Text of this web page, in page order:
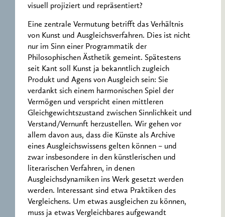
visuell projiziert und repräsentiert?
Eine zentrale Vermutung betrifft das Verhältnis
von Kunst und Ausgleichsverfahren. Dies ist nicht
nur im Sinn einer Programmatik der
Philosophischen Ästhetik gemeint. Spätestens
seit Kant soll Kunst ja bekanntlich zugleich
Produkt und Agens von Ausgleich sein: Sie
verdankt sich einem harmonischen Spiel der
Vermögen und verspricht einen mittleren
Gleichgewichtszustand zwischen Sinnlichkeit und
Verstand/Vernunft herzustellen. Wir gehen vor
allem davon aus, dass die Künste als Archive
eines Ausgleichswissens gelten können – und
zwar insbesondere in den künstlerischen und
literarischen Verfahren, in denen
Ausgleichsdynamiken ins Werk gesetzt werden
werden. Interessant sind etwa Praktiken des
Vergleichens. Um etwas ausgleichen zu können,
muss ja etwas Vergleichbares aufgewandt